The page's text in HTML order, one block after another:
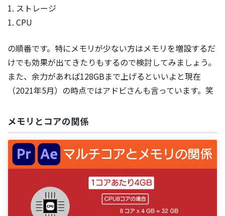
1. ストレージ
1. CPU
の順番です。特にメモリが少ない方はメモリを増設するだ
けでも効果が出てきたりもするので検討してみましょう。
また、余力があれば128GBまで上げるといいよと現在
（2021年5月）の時点ではアドビさんも言っています。笑
メモリとコアの関係